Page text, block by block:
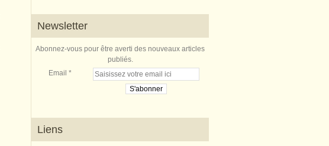
Newsletter
Abonnez-vous pour être averti des nouveaux articles
publiés.
Email
Liens